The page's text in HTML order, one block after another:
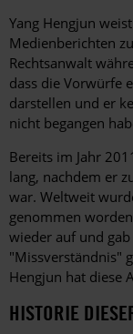
Yang Hengjun
Medienberichten
Rechtsanwalt
dass die Vorwürfe
darstellen und er
nicht begangen
Bereits im Jahr
lang, nachdem er
war. Weltweit
genommen
wieder auf und
"Missverständnis"
Hengjun hat diese
HISTORIE